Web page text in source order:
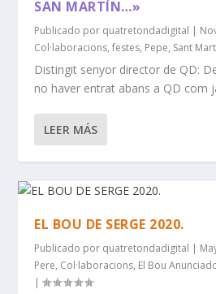
SAN MARTÍN…»
Publicado por quatretondadigital |
Col·laboracions,festes, Pepe, Sant
Distingit senyor director de QD:
no haver entrat abans a QD com
LEER MÁS
EL BOU DE SERGE 2020.
Publicado por quatretondadigital |
Pere, Col·laboracions, El Bou
|